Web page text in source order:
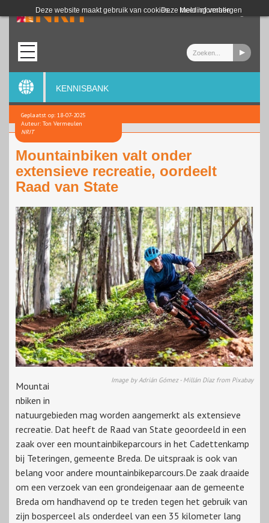
Deze website maakt gebruik van cookies. Meer informatie
Deze melding verbergen
Login
KENNISBANK
Geplaatst op: 18-07-2025
Auteur: Ton Vermeulen
NRIT
Mountainbiken valt onder
extensieve recreatie, oordeelt
Raad van State
Image by Adrián Gómez - Millán Díaz from Pixabay
Mountai
nbiken in
natuurgebieden mag worden aangemerkt als extensieve
recreatie. Dat heeft de Raad van State geoordeeld in een
zaak over een mountainbikeparcours in het Cadettenkamp
bij Teteringen, gemeente Breda. De uitspraak is ook van
belang voor andere mountainbikeparcours.De zaak draaide
om een verzoek van een grondeigenaar aan de gemeente
Breda om handhavend op te treden tegen het gebruik van
zijn bosperceel als onderdeel van een 35 kilometer lang